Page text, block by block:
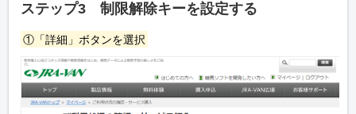
ステップ3 制限解除キーを設定する
①「詳細」ボタンを選択